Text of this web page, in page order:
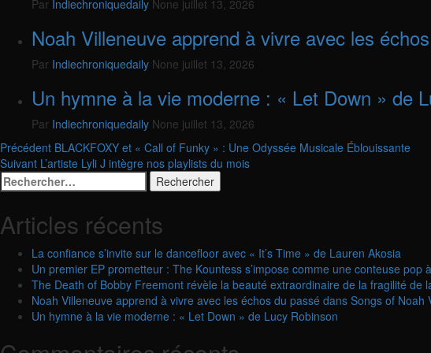
Par Indiechroniquedaily None juillet 13, 2026
Noah Villeneuve apprend à vivre avec les
Par Indiechroniquedaily None juillet 13, 2026
Un hymne à la vie moderne : « Let Down » de
Par Indiechroniquedaily None juillet 13, 2026
Navigation
d’article
Précédent BLACKFOXY et « Call of Funky » : Une Odyssée Musicale Éblouissante
Suivant L’artiste Lyli J intègre nos playlists du mois
Rechercher :
Articles récents
La confiance s’invite sur le dancefloor avec « It’s Time » de Lauren Akosia
Un premier EP prometteur : The Kountess s’impose comme une conteuse pop
The Death of Bobby Freemont révèle la beauté extraordinaire de la fragilité de
Noah Villeneuve apprend à vivre avec les échos du passé dans Songs of Noah
Un hymne à la vie moderne : « Let Down » de Lucy Robinson